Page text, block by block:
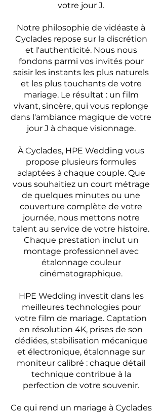
votre jour J.
Notre philosophie de vidéaste à
Cyclades repose sur la discrétion
et l'authenticité. Nous nous
fondons parmi vos invités pour
saisir les instants les plus naturels
et les plus touchants de votre
mariage. Le résultat : un film
vivant, sincère, qui vous replonge
dans l'ambiance magique de votre
jour J à chaque visionnage.
À Cyclades, HPE Wedding vous
propose plusieurs formules
adaptées à chaque couple. Que
vous souhaitiez un court métrage
de quelques minutes ou une
couverture complète de votre
journée, nous mettons notre
talent au service de votre histoire.
Chaque prestation inclut un
montage professionnel avec
étalonnage couleur
cinématographique.
HPE Wedding investit dans les
meilleures technologies pour
votre film de mariage. Captation
en résolution 4K, prises de son
dédiées, stabilisation mécanique
et électronique, étalonnage sur
moniteur calibré : chaque détail
technique contribue à la
perfection de votre souvenir.
Ce qui rend un mariage à Cyclades